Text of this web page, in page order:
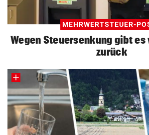
MEHRWERTSTEUER-
Wegen Steuersenkung gibt
zurück